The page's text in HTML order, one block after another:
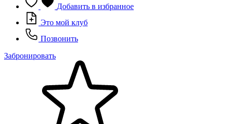
Добавить в избранное
Это мой клуб
Позвонить
Забронировать